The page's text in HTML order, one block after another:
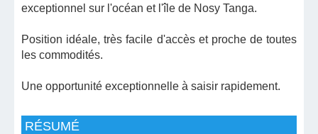
exceptionnel sur l'océan et l'île de Nosy Tanga.
Position idéale, très facile d'accès et proche de toutes
les commodités.
Une opportunité exceptionnelle à saisir rapidement.
RÉSUMÉ